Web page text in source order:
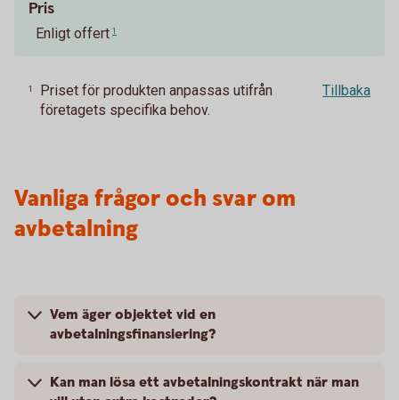
Pris
Enligt offert 1
1
Priset för produkten anpassas utifrån
företagets specifika behov.
Tillbaka
Vanliga frågor och svar om
avbetalning
Vem äger objektet vid en
avbetalningsfinansiering?
Kan man lösa ett avbetalningskontrakt när man